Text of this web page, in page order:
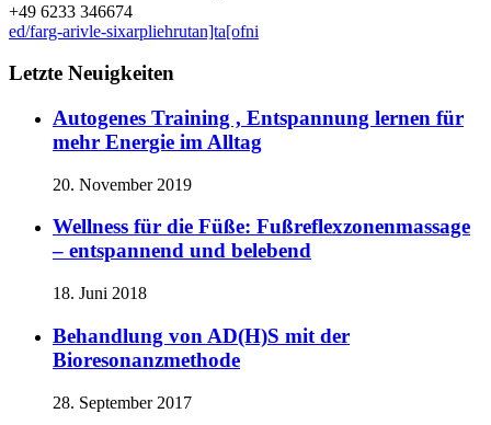
+49 6233 346674
ed/farg-arivle-sixarpliehrutan]ta[ofni
Letzte Neuigkeiten
Autogenes Training , Entspannung lernen für
mehr Energie im Alltag
20. November 2019
Wellness für die Füße: Fußreflexzonenmassage
– entspannend und belebend
18. Juni 2018
Behandlung von AD(H)S mit der
Bioresonanzmethode
28. September 2017